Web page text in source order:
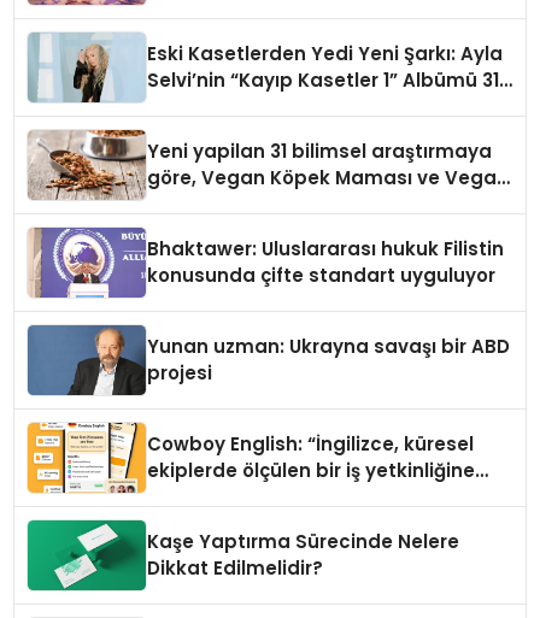
Eski Kasetlerden Yedi Yeni Şarkı: Ayla
Selvi’nin “Kayıp Kasetler 1” Albümü 31
Yeni yapilan 31 bilimsel araştırmaya
göre, Vegan Köpek Maması ve Vegan
Bhaktawer: Uluslararası hukuk Filistin
konusunda çifte standart uyguluyor
Yunan uzman: Ukrayna savaşı bir ABD
projesi
Cowboy English: “İngilizce, küresel
ekiplerde ölçülen bir iş yetkinliğine
Kaşe Yaptırma Sürecinde Nelere
Dikkat Edilmelidir?